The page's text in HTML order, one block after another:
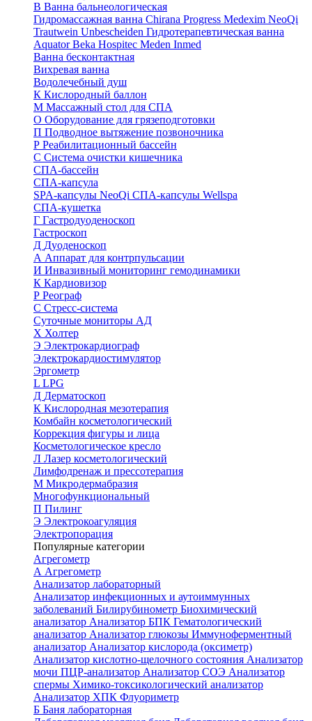
В Ванна бальнеологическая
Гидромассажная ванна Chirana Progress Medexim NeoQi
Trautwein Unbescheiden Гидротерапевтическая ванна
AquatorBeka Hospitec Meden Inmed
Ванна бесконтактная
Вихревая ванна
Водолечебный душ
К Кислородный баллон
М Массажный стол для СПА
О Оборудование для грязеподготовки
П Подводное вытяжение позвоночника
Р Реабилитационный бассейн
С Система очистки кишечника
СПА-бассейн
СПА-капсула
SPA-капсулы NeoQi СПА-капсулы Wellspa
СПА-кушетка
Г Гастродуоденоскоп
Гастроскоп
Д Дуоденоскоп
А Аппарат для контрпульсации
И Инвазивный мониторинг гемодинамики
К Кардиовизор
Р Реограф
С Стресс-система
Суточные мониторы АД
Х Холтер
Э Электрокардиограф
Электрокардиостимулятор
Эргометр
L LPG
Д Дерматоскоп
К Кислородная мезотерапия
Комбайн косметологический
Коррекция фигуры и лица
Косметологическое кресло
Л Лазер косметологический
Лимфодренаж и прессотерапия
М Микродермабразия
Многофункциональный
П Пилинг
Э Электрокоагуляция
Электропорация
Популярные категории
Агрегометр
А Агрегометр
Анализатор лабораторный
Анализатор инфекционных и аутоиммунных
заболеваний Билирубинометр Биохимический
анализатор Анализатор БПК Гематологический
анализатор Анализатор глюкозы Иммуноферментный
анализатор Анализатор кислорода (оксиметр)
Анализатор кислотно-щелочного состояния Анализатор
мочи ПЦР-анализатор Анализатор СОЭ Анализатор
спермы Химико-токсикологический анализатор
Анализатор ХПК Флуориметр
Б Баня лабораторная